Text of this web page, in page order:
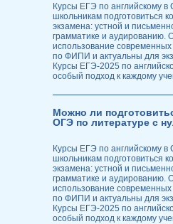
Курсы ЕГЭ по английскому
школьникам подготовиться
экзамена: устной и
грамматике и аудированию.
использование
по ФИПИ и актуальны для
Курсы ЕГЭ-2025 по
особый подход к каждому
Можно ли
ОГЭ по литературе с
Курсы ЕГЭ по английскому
школьникам подготовиться
экзамена: устной и
грамматике и аудированию.
использование
по ФИПИ и актуальны для
Курсы ЕГЭ-2025 по
особый подход к каждому